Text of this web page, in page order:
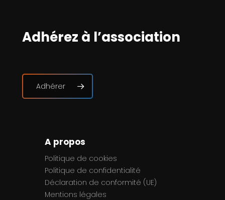
Adhérez à l’association
Adhérer
A propos
Politique de cookies
Politique de confidentialité
Déclaration de conformité (UE)
Mentions légales